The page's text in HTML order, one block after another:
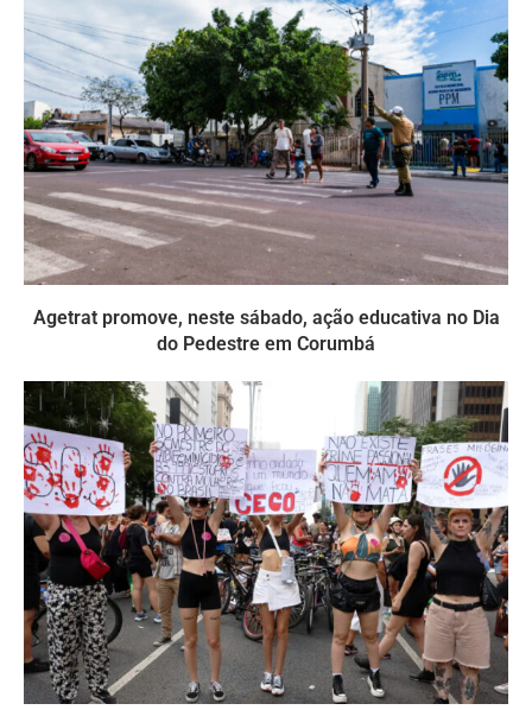
Agetrat promove, neste sábado, ação educativa no Dia
do Pedestre em Corumbá